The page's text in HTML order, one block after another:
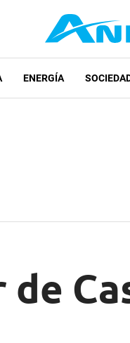
ENERGÍA